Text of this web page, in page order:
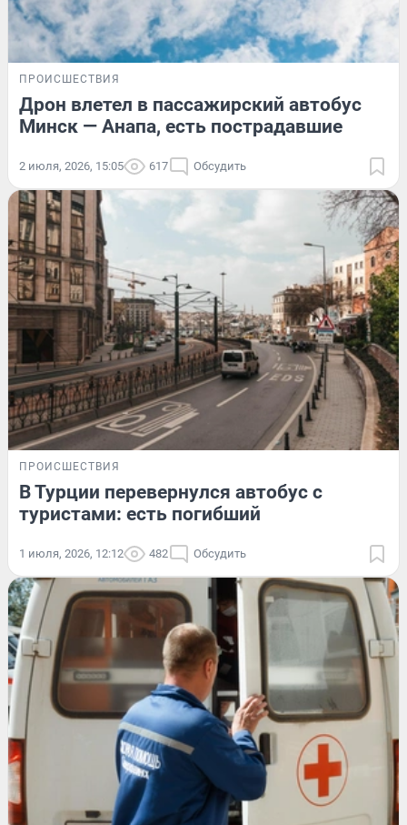
ПРОИСШЕСТВИЯ
Дрон влетел в пассажирский автобус
Минск — Анапа, есть пострадавшие
2 июля, 2026, 15:05 617 Обсудить
ПРОИСШЕСТВИЯ
В Турции перевернулся автобус с
туристами: есть погибший
1 июля, 2026, 12:12 482 Обсудить